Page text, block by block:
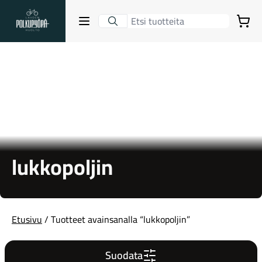
Lahden Polkupyörähuolto - etusivulle
Avaa sulje valikko
Gravel-pyörät
Ostoskori
lukkopoljin
Etusivu/ Tuotteet avainsanalla “lukkopoljin”
Suodata